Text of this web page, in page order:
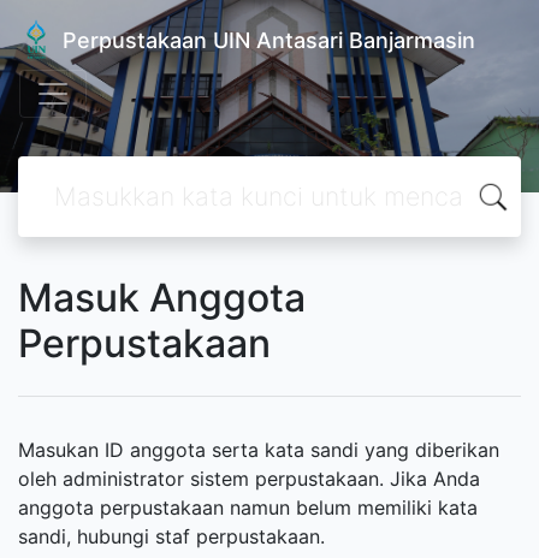
Perpustakaan UIN Antasari Banjarmasin
Masuk Anggota
Perpustakaan
Masukan ID anggota serta kata sandi yang diberikan
oleh administrator sistem perpustakaan. Jika Anda
anggota perpustakaan namun belum memiliki kata
sandi, hubungi staf perpustakaan.